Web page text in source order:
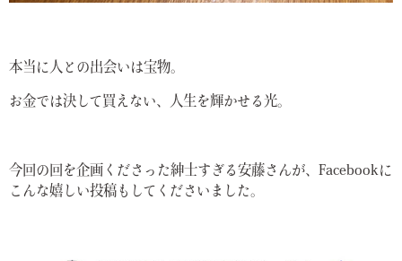
本当に人との出会いは宝物。
お金では決して買えない、人生を輝かせる光。
今回の回を企画くださった紳士すぎる安藤さんが、Facebookに
こんな嬉しい投稿もしてくださいました。